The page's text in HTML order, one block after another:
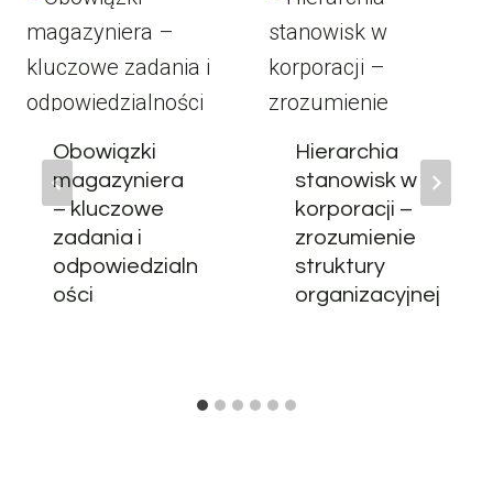
Obowiązki
magazyniera
– kluczowe
zadania i
odpowiedzialn
ości
Hierarchia
stanowisk w
korporacji –
zrozumienie
struktury
organizacyjnej